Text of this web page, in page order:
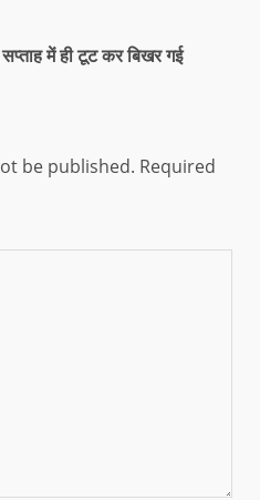
में ही टूट कर बिखर गई
be published. Required